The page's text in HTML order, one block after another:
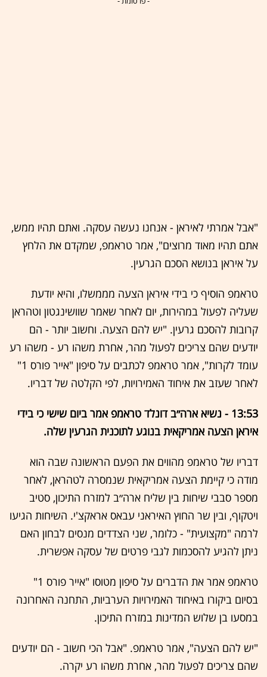
"אבל אמרתי לאיראן - אנחנו נעשה עסקה. ואתם תהיו ממש,
אתם תהיו מאוד מרוצים", אמר טראמפ, שמקדם את הלחץ
על איראן בנושא הסכם הגרעין.
טראמפ הוסיף כי בידי איראן הצעה מממשלו, והיא יודעת
שעליה לפעול במהירות, יום לאחר שאמר שוושינגטון וטהראן
קרובות להסכם גרעין. "יש להם הצעה. וחשוב יותר - הם
יודעים שהם צריכים לפעול מהר, אחרת משהו רע - משהו רע
עומד לקרות", אמר טראמפ לכתבים על סיפון "אייר פורס 1"
לאחר שעזב את איחוד האמירויות, לפי הקלטה של דבריו.
13:53 - נשיא ארה״ב דונלד טראמפ אמר ביום שישי כי בידי
איראן הצעה אמריקאית בנוגע לתוכנית הגרעין שלה.
דבריו של טראמפ מהווים את הפעם הראשונה שבה הוא
מודה כי קיימת הצעה אמריקאית שנמסרה לטהראן, לאחר
מספר סבבי שיחות בין שליח ארה״ב למזרח התיכון, סטיב
ויטקוף, ובין שר החוץ האיראני עבאס אראקצ'י. השיחות הגיעו
לרמה "מקצועית" - כלומר, שני הצדדים מנסים לבחון האם
ניתן להגיע להסכמות לגבי פרטים של עסקה אפשרית.
טראמפ אמר את הדברים על סיפון מטוסו "אייר פורס 1"
בסיום ביקורו באיחוד האמירויות הערביות, התחנה האחרונה
במסעו בן שלוש המדינות במזרח התיכון.
"יש להם הצעה", אמר טראמפ. "אבל הכי חשוב - הם יודעים
שהם צריכים לפעול מהר, אחרת משהו רע יקרה.